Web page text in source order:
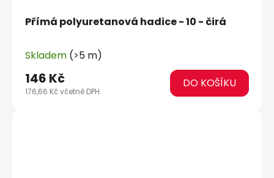
Přímá polyuretanová hadice - 10 - čirá
Skladem (>5 m)
176,66 Kč včetně DPH
146 Kč DO KOŠÍKU